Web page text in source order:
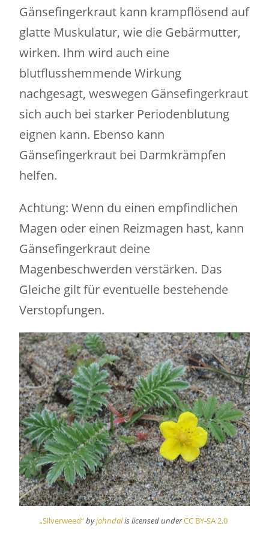
Gänsefingerkraut kann krampflösend auf
glatte Muskulatur, wie die Gebärmutter,
wirken. Ihm wird auch eine
blutflusshemmende Wirkung
nachgesagt, weswegen Gänsefingerkraut
sich auch bei starker Periodenblutung
eignen kann. Ebenso kann
Gänsefingerkraut bei Darmkrämpfen
helfen.
Achtung: Wenn du einen empfindlichen
Magen oder einen Reizmagen hast, kann
Gänsefingerkraut deine
Magenbeschwerden verstärken. Das
Gleiche gilt für eventuelle bestehende
Verstopfungen.
„Silverweed“byjohndalis licensed underCC BY-SA 2.0